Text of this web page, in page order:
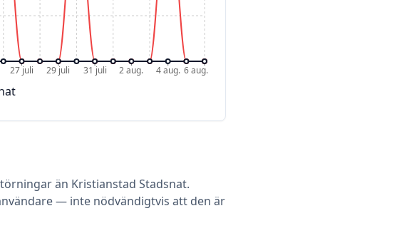
27 juli 29 juli 31 juli 2 aug. 4 aug. 6 aug.
än Kristianstad Stadsnat.
— inte nödvändigtvis att den är